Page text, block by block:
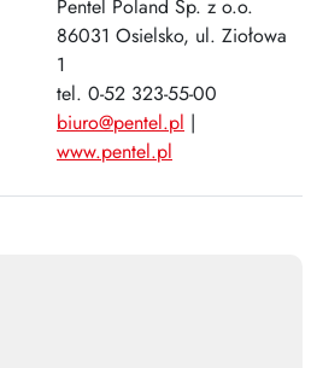
Pentel Poland Sp. z o.o.
86031 Osielsko, ul. Ziołowa
1
tel. 0-52 323-55-00
biuro@pentel.pl |
www.pentel.pl